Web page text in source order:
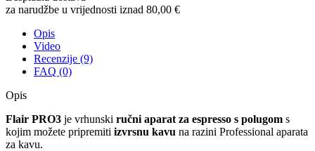
za narudžbe u vrijednosti iznad 80,00 €
Opis
Video
Recenzije (9)
FAQ (0)
Opis
Flair PRO3 je vrhunski ručni aparat za espresso s polugom s
kojim možete pripremiti izvrsnu kavu na razini Professional aparata
za kavu.